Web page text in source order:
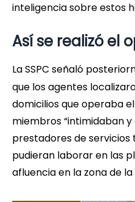
inteligencia sobre estos
Así se realizó el
La SSPC señaló
que los agentes
domicilios que operaba
miembros “intimidaban
prestadores de
pudieran laborar en las
afluencia en la zona de